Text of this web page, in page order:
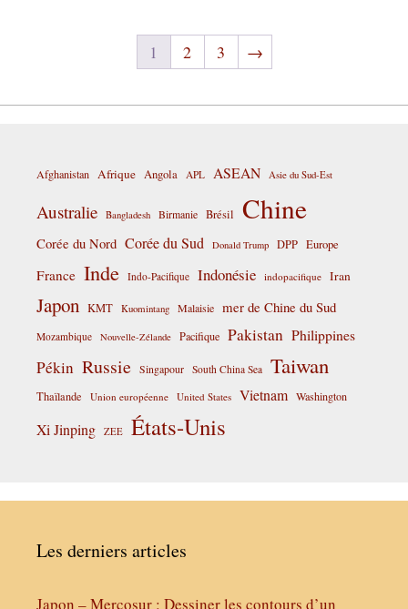
1 2 3 →
Afghanistan Afrique Angola APL ASEAN Asie du Sud-Est
Australie Bangladesh Birmanie Brésil Chine
Corée du Nord Corée du Sud Donald Trump DPP Europe
France Inde Indo-Pacifique Indonésie indopacifique Iran
Japon KMT Kuomintang Malaisie mer de Chine du Sud
Mozambique Nouvelle-Zélande Pacifique Pakistan Philippines
Pékin Russie Singapour South China Sea Taiwan
Thaïlande Union européenne United States Vietnam Washington
Xi Jinping ZEE États-Unis
Les derniers articles
Japon – Mercosur : Dessiner les contours d’un